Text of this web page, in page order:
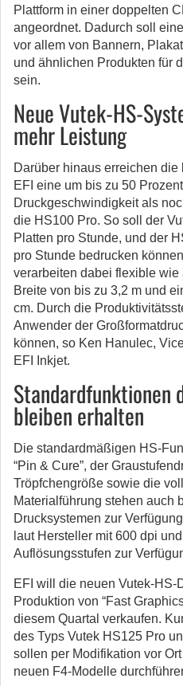
Plattform in einer doppelten
angeordnet. Dadurch soll
vor allem von Bannern,
und ähnlichen Produkten für
sein.
Neue Vutek-HS-
mehr Leistung
Darüber hinaus erreichen
EFI eine um bis zu 50
Druckgeschwindigkeit als
die HS100 Pro. So soll der
Platten pro Stunde, und der
pro Stunde bedrucken
verarbeiten dabei flexible
Breite von bis zu 3,2 m und
cm. Durch die
Anwender der
können, so Ken Hanulec,
EFI Inkjet.
Standardfunktionen
bleiben erhalten
Die standardmäßigen HS-
“Pin & Cure”, der
Tröpfchengröße sowie die
Materialführung stehen auch
Drucksystemen zur
laut Hersteller mit 600 dpi
Auflösungsstufen zur
EFI will die neuen Vutek-HS-
Produktion von “Fast
diesem Quartal verkaufen.
des Typs Vutek HS125 Pro
sollen per Modifikation vor
neuen F4-Modelle